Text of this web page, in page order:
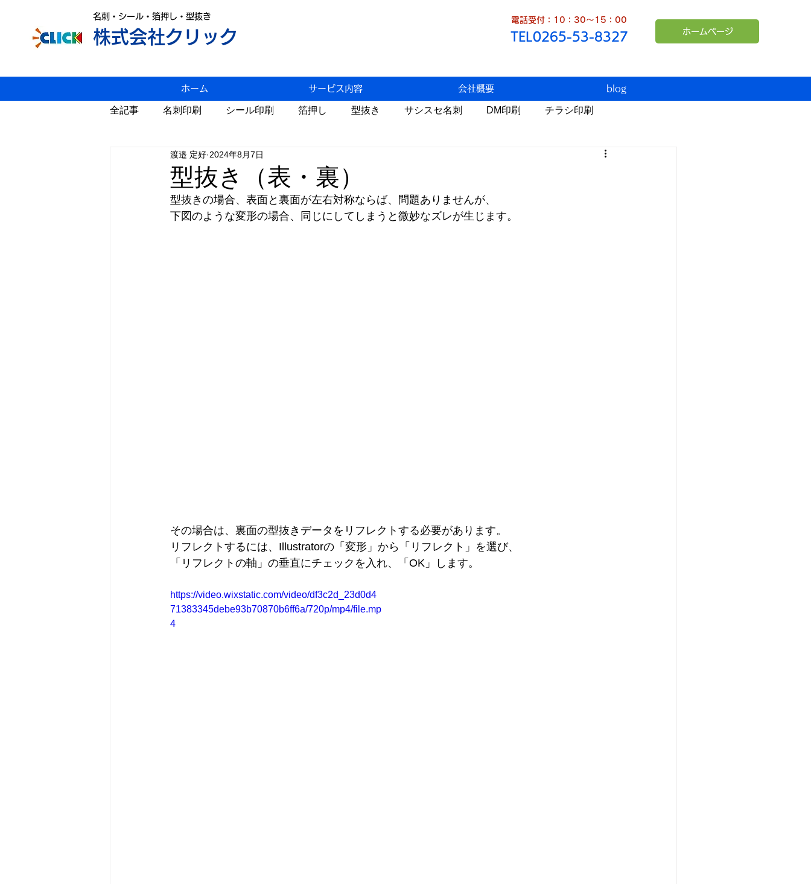
名刺・シール・箔押し・型抜き
株式会社クリック
電話受付：10：30～15：00
TEL0265-53-8327 ホームページ
ホーム サービス内容 会社概要 blog
全記事 名刺印刷 シール印刷 箔押し 型抜き サシスセ名刺 DM印刷 チラシ印刷
変形名刺印刷 雑感 PFデータ割引 インボイス
スジ入れ 値上げ 年賀状 生米パンづくり 携帯料金 AI
型抜き（表・裏）
渡邉 定好 2024年8月7日
型抜きの場合、表面と裏面が左右対称ならば、問題ありませんが、
下図のような変形の場合、同じにしてしまうと微妙なズレが生じます。
その場合は、裏面の型抜きデータをリフレクトする必要があります。
リフレクトするには、Illustratorの「変形」から「リフレクト」を選び、
「リフレクトの軸」の垂直にチェックを入れ、「OK」します。
https://video.wixstatic.com/video/df3c2d_23d0d4
71383345debe93b70870b6ff6a/720p/mp4/file.mp
4